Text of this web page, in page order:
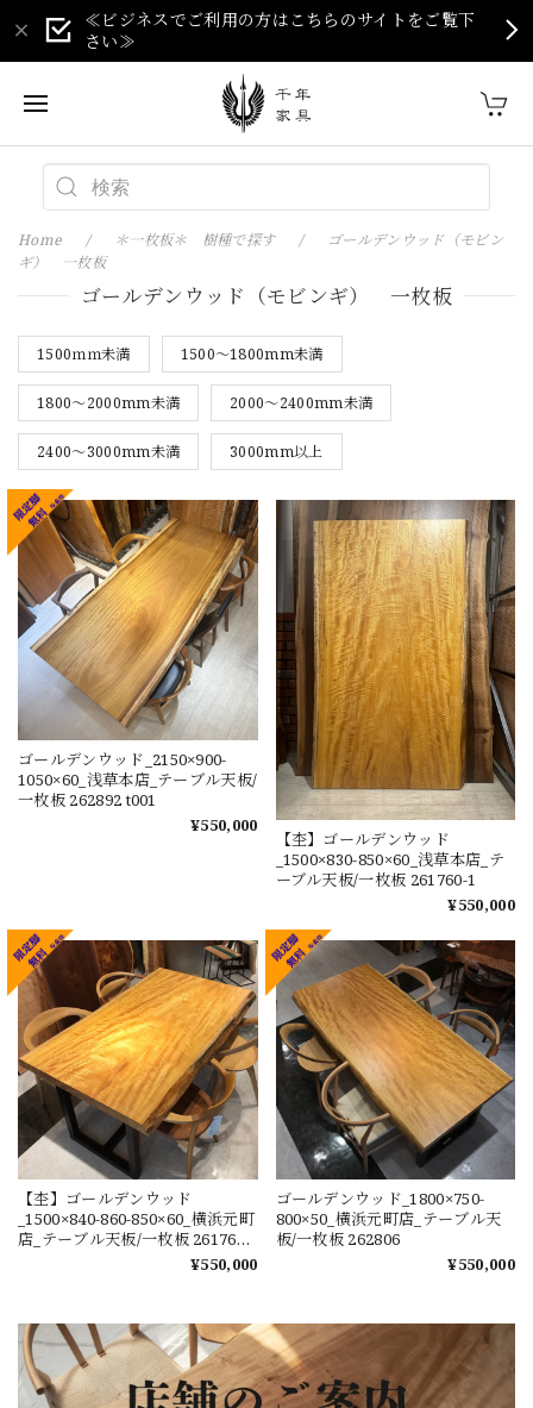
≪ビジネスでご利用の方はこちらのサイトをご覧下
さい≫
Home ＊一枚板＊ 樹種で探す
ゴールデンウッド（モビン
ギ） 一枚板
ゴールデンウッド（モビンギ） 一枚板
1500ｍｍ未満 1500～1800mm未満
1800～2000mm未満 2000～2400mm未満
2400～3000mm未満 3000mm以上
ゴールデンウッド_2150×900-
1050×60_浅草本店_テーブル天板/
一枚板 262892 t001
¥550,000
【杢】ゴールデンウッド
_1500×830-850×60_浅草本店_テ
ーブル天板/一枚板 261760-1
¥550,000
【杢】ゴールデンウッド
_1500×840-860-850×60_横浜元町
店_テーブル天板/一枚板 261760-
¥550,000
ゴールデンウッド_1800×750-
800×50_横浜元町店_テーブル天
板/一枚板 262806
¥550,000